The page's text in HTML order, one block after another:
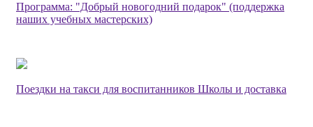
Программа: "Добрый новогодний подарок" (поддержка
наших учебных мастерских)
Поездки на такси для воспитанников Школы и доставка